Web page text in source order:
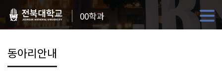
00학과
동아리안내